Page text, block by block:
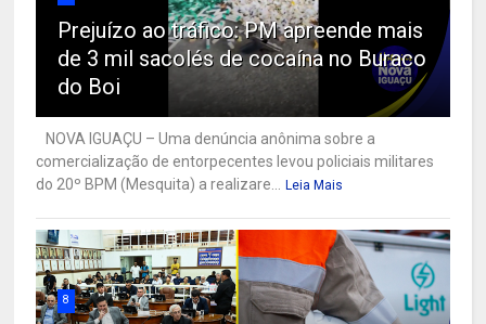
Prejuízo ao tráfico: PM apreende mais
de 3 mil sacolés de cocaína no Buraco
do Boi
NOVA IGUAÇU – Uma denúncia anônima sobre a
comercialização de entorpecentes levou policiais militares
do 20º BPM (Mesquita) a realizare... Leia Mais
8